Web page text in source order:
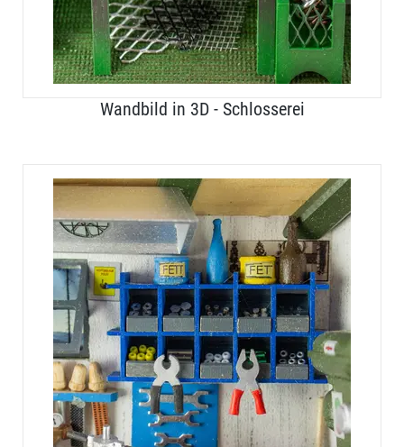
Wandbild in 3D - Schlosserei